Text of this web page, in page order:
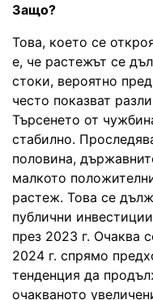
Защо?
Това, което се
е, че растежът се
стоки, вероятно
често показват
Търсенето от
стабилно.
половина,
малкото
растеж. Това се
публични
през 2023 г. Очаква
2024 г. спрямо
тенденция да
очакваното